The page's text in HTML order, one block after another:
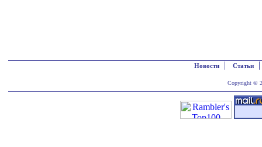
Новости| Статьи
Copyright ©